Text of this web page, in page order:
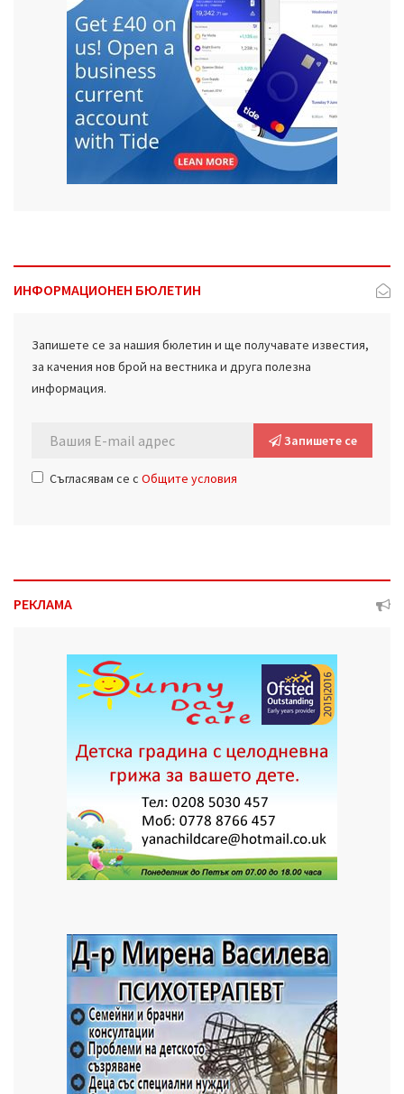
ИНФОРМАЦИОНЕН БЮЛЕТИН
Запишете се за нашия бюлетин и ще получавате известия,
за качения нов брой на вестника и друга полезна
информация.
Запишете се
Съгласявам се с Общите условия
РЕКЛАМА